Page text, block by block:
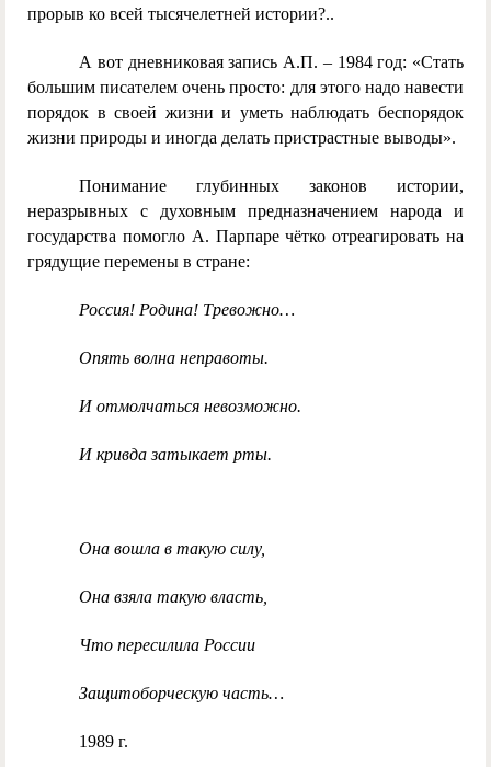
прорыв ко всей тысячелетней истории?..
А вот дневниковая запись А.П. – 1984 год: «Стать
большим писателем очень просто: для этого надо навести
порядок в своей жизни и уметь наблюдать беспорядок
жизни природы и иногда делать пристрастные выводы».
Понимание глубинных законов истории,
неразрывных с духовным предназначением народа и
государства помогло А. Парпаре чётко отреагировать на
грядущие перемены в стране:
Россия! Родина! Тревожно…
Опять волна неправоты.
И отмолчаться невозможно.
И кривда затыкает рты.
Она вошла в такую силу,
Она взяла такую власть,
Что пересилила России
Защитоборческую часть…
1989 г.